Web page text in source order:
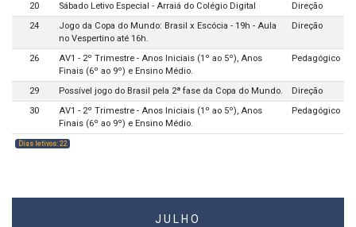
20
Sábado Letivo Especial - Arraiá do Colégio Digital
Direção
24
Jogo da Copa do Mundo: Brasil x Escócia - 19h - Aula
no Vespertino até 16h.
Direção
26
AV1 - 2º Trimestre - Anos Iniciais (1º ao 5º), Anos
Finais (6º ao 9º) e Ensino Médio.
Pedagógico
29 Possível jogo do Brasil pela 2ª fase da Copa do Mundo.
Direção
30
AV1 - 2º Trimestre - Anos Iniciais (1º ao 5º), Anos
Finais (6º ao 9º) e Ensino Médio.
Pedagógico
Dias letivos: 22
JULHO